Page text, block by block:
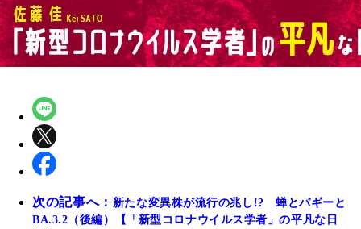
次の記事へ： 新たな変異株が流行の兆し!? 蝉とバギーと
BA.3.2（後編）【「新型コロナウイルス学者」の平凡な日